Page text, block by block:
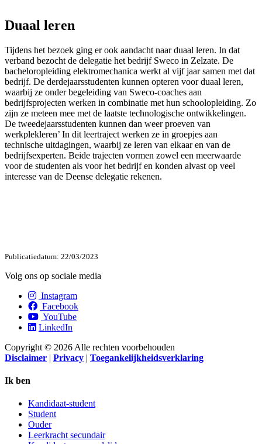
Duaal leren
Tijdens het bezoek ging er ook aandacht naar duaal leren. In dat
verband bezocht de delegatie het bedrijf Sweco in Zelzate. De
bacheloropleiding elektromechanica werkt al vijf jaar samen met dat
bedrijf. De derdejaarsstudenten kunnen opteren voor duaal leren,
waarbij ze onder begeleiding van Sweco-coaches aan
bedrijfsprojecten werken in combinatie met hun schoolopleiding. Zo
zijn ze meteen mee met de laatste technologische ontwikkelingen.
De tweedejaarsstudenten kunnen dan weer proeven van
werkplekleren’ In dit leertraject werken ze in groepjes aan
technische uitdagingen, waarbij ze leren van elkaar en van de
bedrijfsexperten. Beide trajecten vormen zowel een meerwaarde
voor de studenten als voor het bedrijf en konden alvast op veel
interesse van de Deense delegatie rekenen.
Publicatiedatum: 22/03/2023
Volg ons op sociale media
Instagram
Facebook
YouTube
LinkedIn
Copyright © 2026 Alle rechten voorbehouden
Disclaimer | Privacy | Toegankelijkheidsverklaring
Ik ben
Kandidaat-student
Student
Ouder
Leerkracht secundair